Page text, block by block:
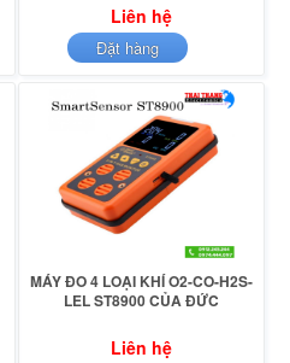
Liên hệ
Đặt hàng
MÁY ĐO 4 LOẠI KHÍ O2-CO-H2S-
LEL ST8900 CỦA ĐỨC
Liên hệ